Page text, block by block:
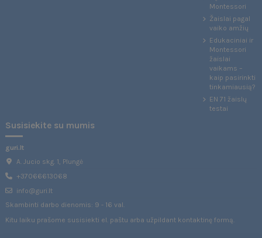
Montessori
Žaislai pagal
vaiko amžių
Edukaciniai ir
Montessori
žaislai
vaikams –
kaip pasirinkti
tinkamiausią?
EN 71 žaislų
testai
Susisiekite su mumis
guri.lt
A. Jucio skg. 1, Plungė
+37066613068
info@guri.lt
Skambinti darbo dienomis: 9 - 16 val.
Kitu laiku prašome susisiekti el. paštu arba užpildant kontaktinę formą.